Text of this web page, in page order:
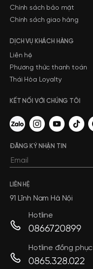
Chính sách bảo mật
Chính sách giao hàng
DỊCH VỤ KHÁCH HÀNG
Liên hệ
Phương thức thanh toán
Thái Hòa Loyalty
KẾT NỐI VỚI CHÚNG TÔI
ĐĂNG KÝ NHẬN TIN
LIÊN HỆ
91 Lĩnh Nam Hà Nội
Hotline
0866720899
Hotline đồng phục
0865.328.022